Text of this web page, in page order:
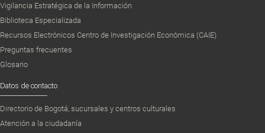
Vigilancia Estratégica de la Información
Biblioteca Especializada
Recursos Electrónicos Centro de Investigación Económica (CAIE)
Preguntas frecuentes
Glosario
Datos de contacto
Directorio de Bogotá, sucursales y centros culturales
Atención a la ciudadanía